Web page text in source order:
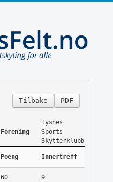
PDF
Tilbake
Forening
Tysnes
Sports
Skytterklubb
Poeng Innertreff
60 9